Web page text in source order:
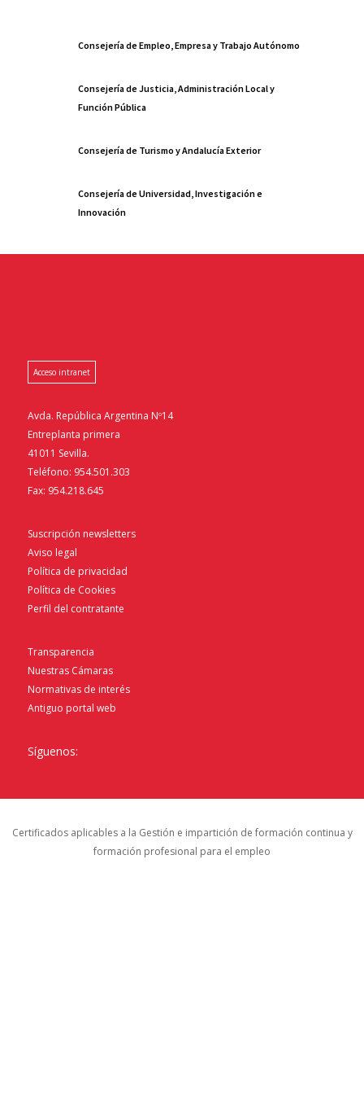
Consejería de Empleo, Empresa y Trabajo Autónomo
Consejería de Justicia, Administración Local y
Función Pública
Consejería de Turismo y Andalucía Exterior
Consejería de Universidad, Investigación e
Innovación
Acceso intranet
Avda. República Argentina Nº14
Entreplanta primera
41011 Sevilla.
Teléfono: 954.501.303
Fax: 954.218.645
Suscripción newsletters
Aviso legal
Política de privacidad
Política de Cookies
Perfil del contratante
Transparencia
Nuestras Cámaras
Normativas de interés
Antiguo portal web
Síguenos:
Certificados aplicables a la Gestión e impartición de formación continua y
formación profesional para el empleo